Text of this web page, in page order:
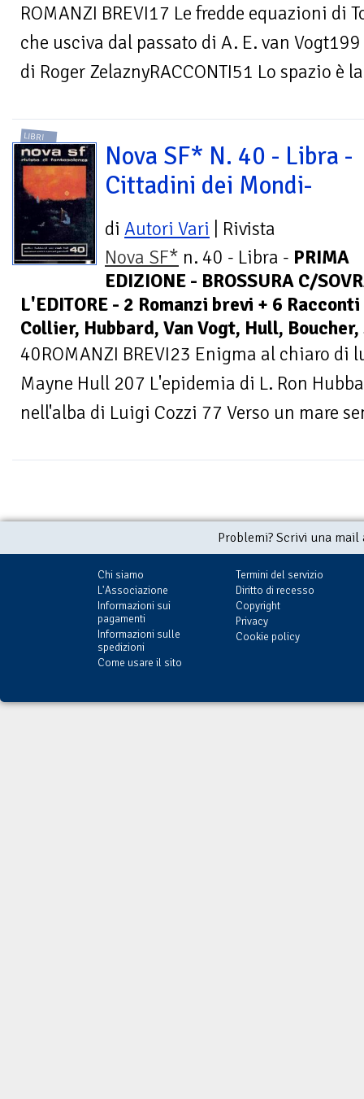
ROMANZI BREVI17 Le fredde equazioni di
che usciva dal passato di A. E. van
di Roger ZelaznyRACCONTI51 Lo spazio è
LIBRI
Nova SF* N. 40 - Libra -
Cittadini dei Mondi-
di Autori Vari | Rivista
Nova SF* n. 40 - Libra - PRIMA
EDIZIONE - BROSSURA C/
L'EDITORE - 2 Romanzi brevi + 6
Collier, Hubbard, Van Vogt, Hull,
40ROMANZI BREVI23 Enigma al chiaro di
Mayne Hull 207 L'epidemia di L. Ron
nell'alba di Luigi Cozzi 77 Verso un mare
Problemi? Scrivi una
Chi siamo
L'Associazione
Informazioni sui
pagamenti
Informazioni sulle
spedizioni
Come usare il sito
Termini del servizio
Diritto di recesso
Copyright
Privacy
Cookie policy